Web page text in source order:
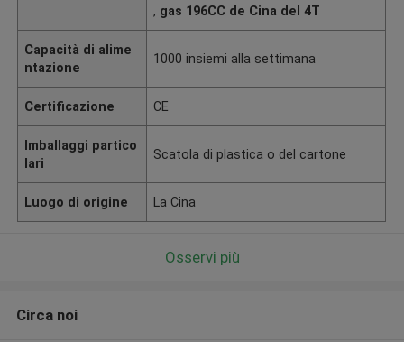
, gas 196CC de Cina del 4T
Capacità di alime
ntazione
1000 insiemi alla settimana
Certificazione CE
Imballaggi partico
lari
Scatola di plastica o del cartone
Luogo di origine La Cina
Osservi più
Circa noi